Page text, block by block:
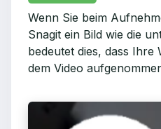
Wenn Sie beim
Snagit ein Bild wie die
bedeutet dies, dass Ihre
dem Video